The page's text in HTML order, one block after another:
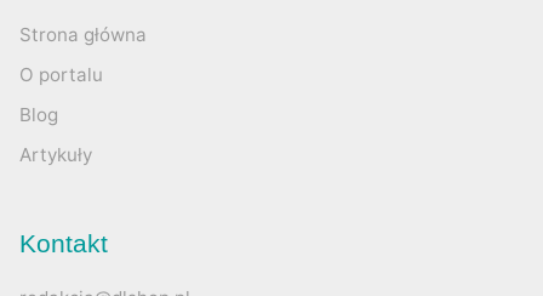
Strona główna
O portalu
Blog
Artykuły
Kontakt